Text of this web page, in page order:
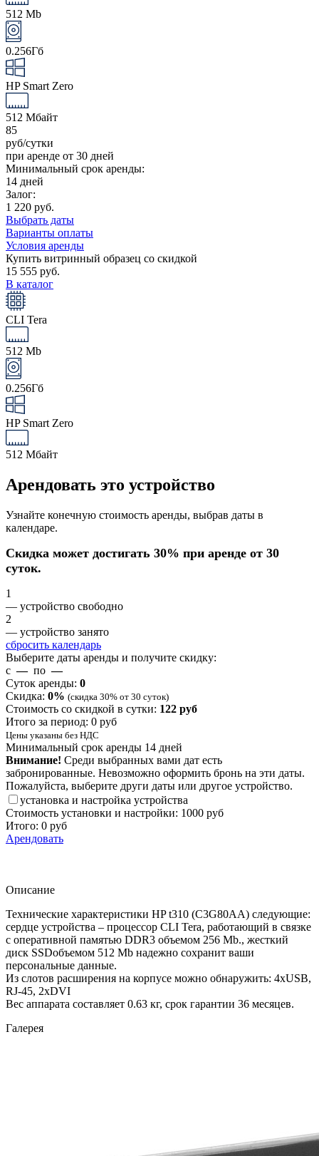
512 Mb
0.256Гб
HP Smart Zero
512 Мбайт
85
руб/сутки
при аренде от 30 дней
Минимальный срок аренды:
14 дней
Залог:
1 220 руб.
Выбрать даты
Варианты оплаты
Условия аренды
Купить витринный образец со скидкой
15 555 руб.
В каталог
CLI Tera
512 Mb
0.256Гб
HP Smart Zero
512 Мбайт
Арендовать это устройство
Узнайте конечную стоимость аренды, выбрав даты в
календаре.
Скидка может достигать 30% при аренде от 30
суток.
1
— устройство свободно
2
— устройство занято
сбросить календарь
Выберите даты аренды и получите скидку:
с — по —
Суток аренды: 0
Скидка: 0% (скидка 30% от 30 суток)
Стоимость со скидкой в сутки: 122 руб
Итого за период: 0 руб
Цены указаны без НДС
Минимальный срок аренды 14 дней
Внимание! Среди выбранных вами дат есть
забронированные. Невозможно оформить бронь на эти даты.
Пожалуйста, выберите други даты или другое устройство.
установка и настройка устройства
Стоимость установки и настройки: 1000 руб
Итого: 0 руб
Арендовать
Описание
Технические характеристики HP t310 (C3G80AA) следующие:
сердце устройства – процессор CLI Tera, работающий в связке
с оперативной памятью DDR3 объемом 256 Mb., жесткий
диск SSDобъемом 512 Mb надежно сохранит ваши
персональные данные.
Из слотов расширения на корпусе можно обнаружить: 4xUSB,
RJ-45, 2xDVI
Вес аппарата составляет 0.63 кг, срок гарантии 36 месяцев.
Галерея